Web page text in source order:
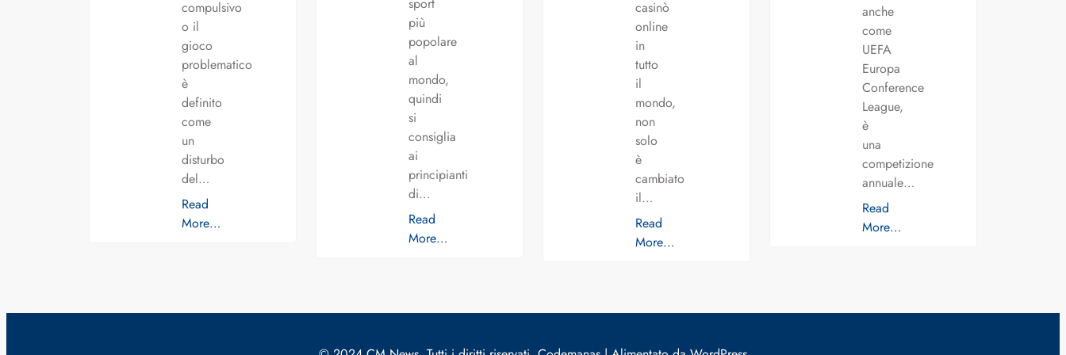
compulsivo
o il
gioco
problematico
è
definito
come
un
disturbo
del…
Read
More…
sport
più
popolare
al
mondo,
quindi
si
consiglia
ai
principianti
di…
Read
More…
casinò
online
in
tutto
il
mondo,
non
solo
è
cambiato
il…
Read
More…
anche
come
UEFA
Europa
Conference
League,
è
una
competizione
annuale…
Read
More…